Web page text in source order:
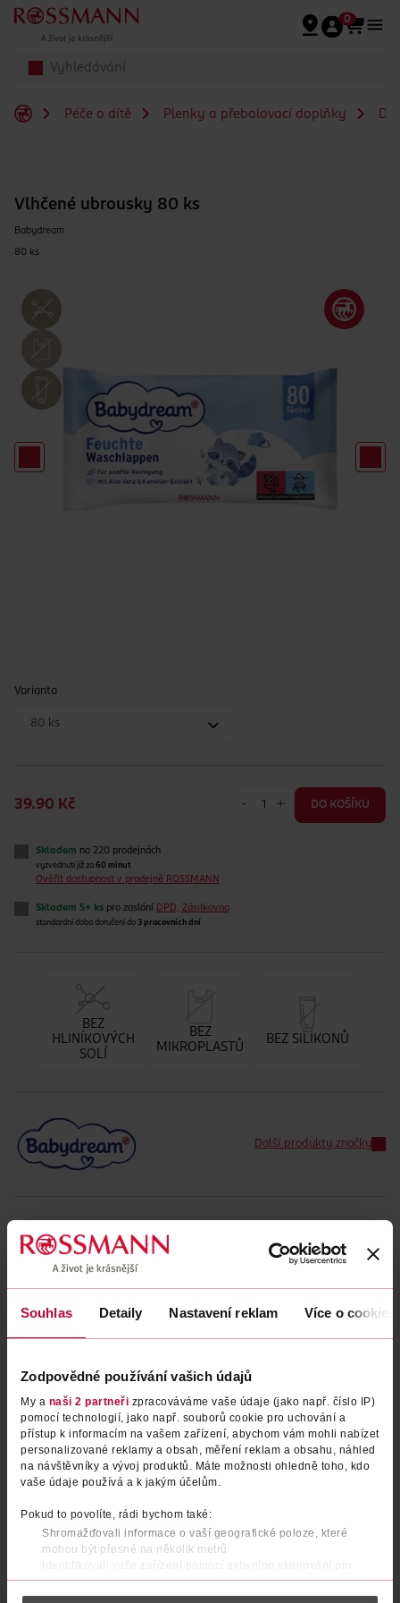
Souhlas Detaily Nastavení reklam Více o cookies
Zodpovědné používání vašich údajů
My a naši 2 partneři zpracováváme vaše údaje (jako např. číslo IP)
pomocí technologií, jako např. souborů cookie pro uchování a
přístup k informacím na vašem zařízení, abychom vám mohli nabízet
personalizované reklamy a obsah, měření reklam a obsahu, náhled
na návštěvníky a vývoj produktů. Máte možnosti ohledně toho, kdo
vaše údaje používá a k jakým účelům.
Pokud to povolíte, rádi bychom také:
Shromažďovali informace o vaší geografické poloze, které
mohou být přesné na několik metrů
Identifikovali vaše zařízení pomocí aktivního skenování pro
konkrétní charakteristiky (otisk prstu)
Zjistěte více o tom, jak zpracováváme vaše osobní údaje, a nastavte
Přeskočit na hlavmní obsah
0
Péče o dítě Plenky a přebalovací doplňky
Vlhčené ubrousky 80 ks
Babydream
80 ks
Varianta
80 ks
39.90 Kč - + DO KOŠÍKU
Skladem na 220 prodejnách
vyzvednutí již za 60 minut
Ověřit dostupnost v prodejně ROSSMANN
Skladem 5+ ks pro zaslání DPD, Zásilkovna
standardní doba doručení do 3 pracovních dní
BEZ
HLINÍKOVÝCH
SOLÍ
BEZ
MIKROPLASTŮ
BEZ SILIKONŮ
Další produkty značky
Uvedené ceny jsou včetně DPH
Podobné produkty
Vlhčené ubrousky s 99 % vody
79.90 Kč
80 ks